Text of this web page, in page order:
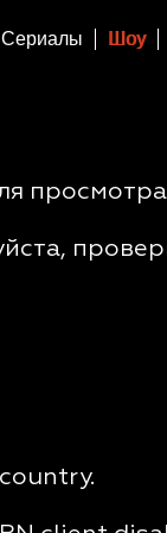
Сериалы Шоу